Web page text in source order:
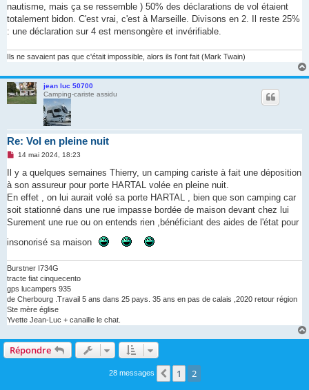
l
u
nautisme, mais ça se ressemble ) 50% des déclarations de vol étaient
totalement bidon. C'est vrai, c'est à Marseille. Divisons en 2. Il reste 25%
: une déclaration sur 4 est mensongère et invérifiable.
Ils ne savaient pas que c'était impossible, alors ils l'ont fait (Mark Twain)
jean luc 50700
Camping-cariste assidu
Re: Vol en pleine nuit
M
s
s
a
g
n
o
u
14 mai 2024, 18:23
Il y a quelques semaines Thierry, un camping cariste à fait une déposition
à son assureur pour porte HARTAL volée en pleine nuit.
En effet , on lui aurait volé sa porte HARTAL , bien que son camping car
soit stationné dans une rue impasse bordée de maison devant chez lui
Surement une rue ou on entends rien ,bénéficiant des aides de l'état pour
insonorisé sa maison
Burstner I734G
tracte fiat cinquecento
gps lucampers 935
de Cherbourg .Travail 5 ans dans 25 pays. 35 ans en pas de calais ,2020 retour région
Ste mère église
Yvette Jean-Luc + canaille le chat.
Répondre
28 messages Précédente
1 2